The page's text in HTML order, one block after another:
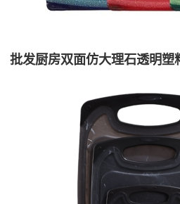
批发厨房双面仿大理石透明塑